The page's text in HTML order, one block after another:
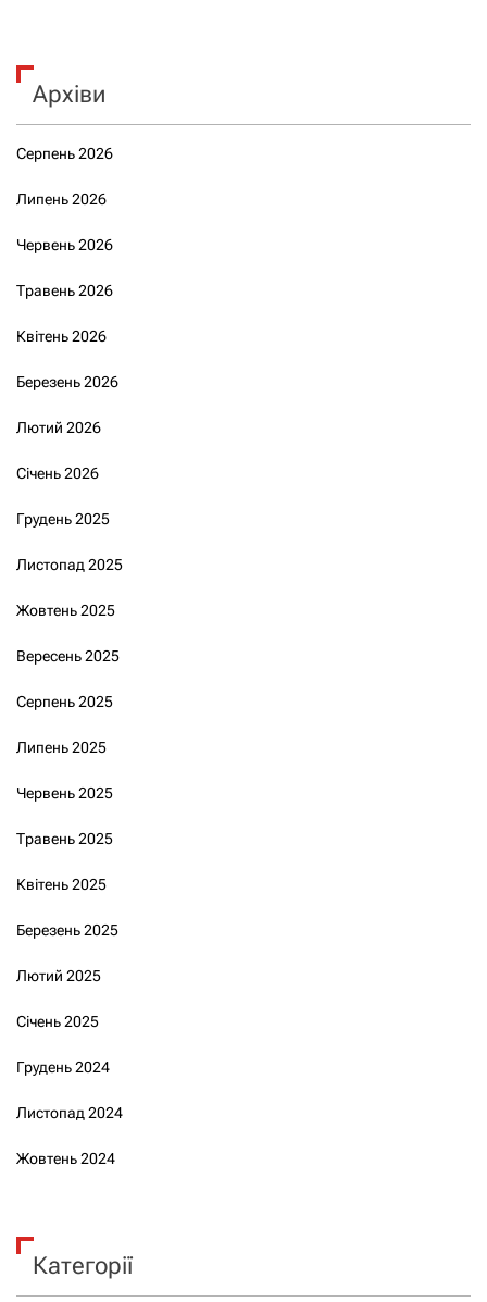
Архіви
Серпень 2026
Липень 2026
Червень 2026
Травень 2026
Квітень 2026
Березень 2026
Лютий 2026
Січень 2026
Грудень 2025
Листопад 2025
Жовтень 2025
Вересень 2025
Серпень 2025
Липень 2025
Червень 2025
Травень 2025
Квітень 2025
Березень 2025
Лютий 2025
Січень 2025
Грудень 2024
Листопад 2024
Жовтень 2024
Категорії